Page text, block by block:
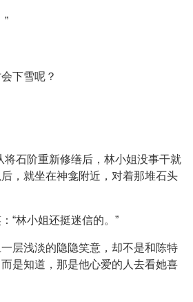
”
下雪呢？
将石阶重新修缮后，林小姐没事干就
，就坐在神龛附近，对着那堆石头
“林小姐还挺迷信的。”
层浅淡的隐隐笑意，却不是和陈特
是知道，那是他心爱的人去看她喜